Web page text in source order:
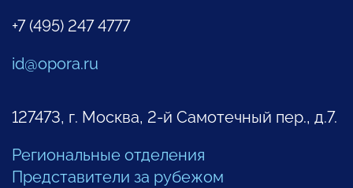
+7 (495) 247 4777
id@opora.ru
127473, г. Москва, 2-й Самотечный пер., д.7.
Региональные отделения
Представители за рубежом